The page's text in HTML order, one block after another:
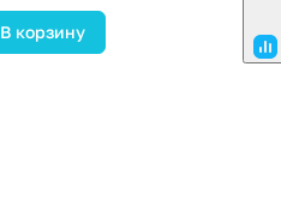
В корзину